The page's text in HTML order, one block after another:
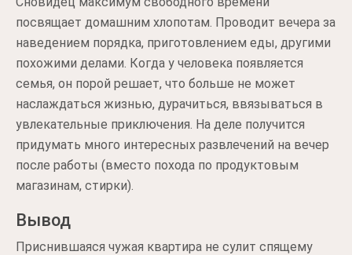
посвящает домашним хлопотам. Проводит вечера за
наведением порядка, приготовлением еды, другими
похожими делами. Когда у человека появляется
семья, он порой решает, что больше не может
наслаждаться жизнью, дурачиться, ввязываться в
увлекательные приключения. На деле получится
придумать много интересных развлечений на вечер
после работы (вместо похода по продуктовым
магазинам, стирки).
Вывод
Приснившаяся чужая квартира не сулит спящему